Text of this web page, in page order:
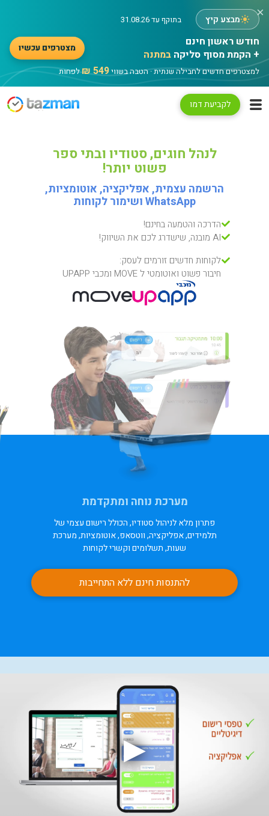
מבצע קיץ
+ הקמת מסוף סליקה במתנה
למצטרפים חדשים לחבילה שנתית · הטבה בשווי549 ₪ לפחות
מצטרפים עכשיו
בתוקף עד 31.08.26 ×
לקביעת דמו
לנהל חוגים, סטודיו ובתי ספר
פשוט יותר!
הרשמה עצמית, אפליקציה, אוטומציות,
WhatsApp ושימור לקוחות
הדרכה והטמעה בחינם!
AI מובנה, שישדרג לכם את השיווק!
לקוחות חדשים זורמים לעסק:
חיבור פשוט ואוטומטי ל MOVE ומכבי UPAPP
מערכת נוחה ומתקדמת
פתרון מלא לניהול סטודיו, הכולל רישום עצמי של
תלמידים, אפליקציה, ווטסאפ, אוטומציות, מערכת
שעות, תשלומים וקשרי לקוחות
להתנסות חינם ללא התחייבות